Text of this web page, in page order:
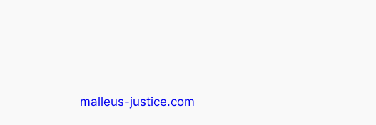
malleus-justice.com